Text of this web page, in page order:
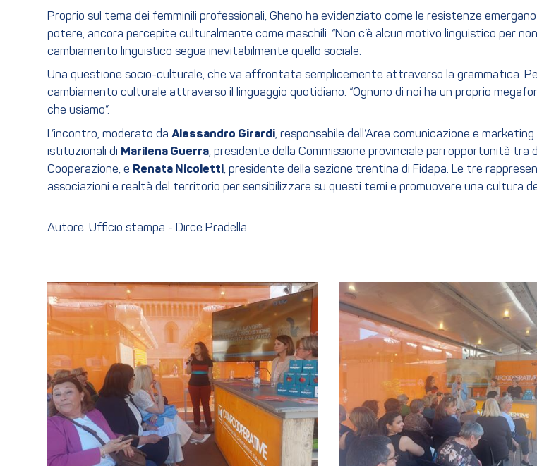
Proprio sul tema dei femminili professionali, Gheno ha evidenziato come le resistenze
potere, ancora percepite culturalmente come maschili. “Non c’è alcun motivo linguistico per
cambiamento linguistico segua inevitabilmente quello sociale.
Una questione socio-culturale, che va affrontata semplicemente attraverso la grammatica.
cambiamento culturale attraverso il linguaggio quotidiano. “Ognuno di noi ha un proprio
che usiamo”.
L’incontro, moderato da Alessandro Girardi, responsabile dell’Area comunicazione e
istituzionali di Marilena Guerra, presidente della Commissione provinciale pari opportunità tra
Cooperazione, e Renata Nicoletti, presidente della sezione trentina di Fidapa. Le tre
associazioni e realtà del territorio per sensibilizzare su questi temi e promuovere una cultura
Autore: Ufficio stampa - Dirce Pradella